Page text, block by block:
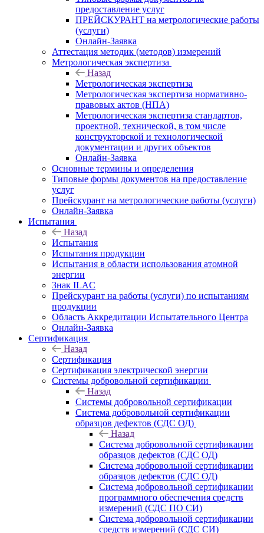
предоставление услуг
ПРЕЙСКУРАНТ на метрологические работы
(услуги)
Онлайн-Заявка
Аттестация методик (методов) измерений
Метрологическая экспертиза
Назад
Метрологическая экспертиза
Метрологическая экспертиза нормативно-
правовых актов (НПА)
Метрологическая экспертиза стандартов,
проектной, технической, в том числе
конструкторской и технологической
документации и других объектов
Онлайн-Заявка
Основные термины и определения
Типовые формы документов на предоставление
услуг
Прейскурант на метрологические работы (услуги)
Онлайн-Заявка
Испытания
Назад
Испытания
Испытания продукции
Испытания в области использования атомной
энергии
Знак ILAC
Прейскурант на работы (услуги) по испытаниям
продукции
Область Аккредитации Испытательного Центра
Онлайн-Заявка
Сертификация
Назад
Сертификация
Сертификация электрической энергии
Системы добровольной сертификации
Назад
Системы добровольной сертификации
Система добровольной сертификации
образцов дефектов (СДС ОД)
Назад
Система добровольной сертификации
образцов дефектов (СДС ОД)
Система добровольной сертификации
образцов дефектов (СДС ОД)
Система добровольной сертификации
программного обеспечения средств
измерений (СДС ПО СИ)
Система добровольной сертификации
средств измерений (СДС СИ)